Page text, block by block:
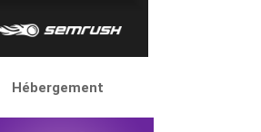
Hébergement